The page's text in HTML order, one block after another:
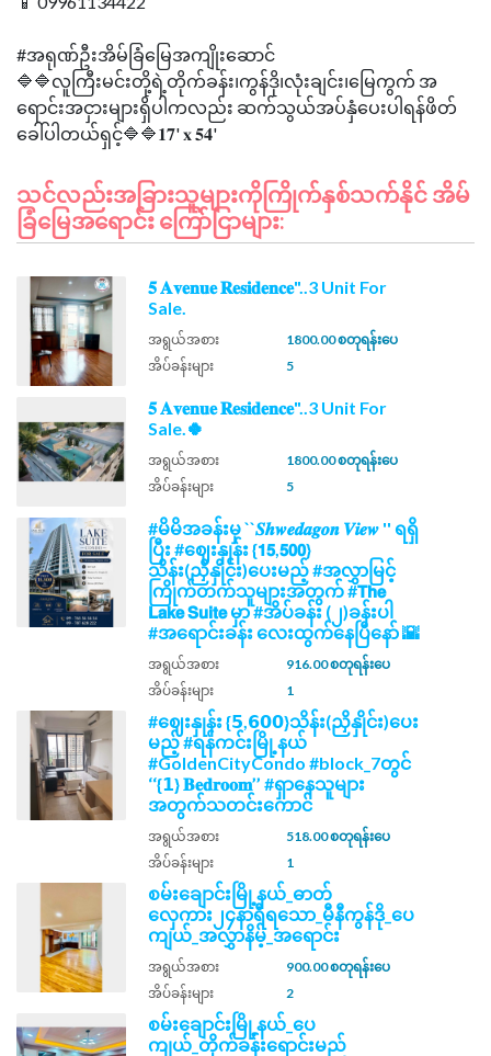
#အရုဏ်ဦးအိမ်ခြံမြေအကျိုးဆောင်
🔷🔷လူကြီးမင်းတို့ရဲ့တိုက်ခန်း၊ကွန်ဒို၊လုံးချင်း၊မြေကွက် အ
ရောင်းအငှားများရှိပါကလည်း ဆက်သွယ်အပ်နှံပေးပါရန်ဖိတ်
သင်လည်းအခြားသူများကိုကြိုက်နှစ်သက်နိုင် အိမ်
ခြံမြေအရောင်း ကြော်ငြာများ:
𝟓 𝐀𝐯𝐞𝐧𝐮𝐞 𝐑𝐞𝐬𝐢𝐝𝐞𝐧𝐜𝐞"..3 Unit For
Sale.
အရွယ်အစား
1800.00 စတုရန်းပေ
အိပ်ခန်းများ
5
𝟓 𝐀𝐯𝐞𝐧𝐮𝐞 𝐑𝐞𝐬𝐢𝐝𝐞𝐧𝐜𝐞"..3 Unit For
Sale.🍀
အရွယ်အစား
1800.00 စတုရန်းပေ
အိပ်ခန်းများ
5
#မိမိအခန်းမှ ``𝑺𝒉𝒘𝒆𝒅𝒂𝒈𝒐𝒏 𝑽𝒊𝒆𝒘 '' ရရှိ
ပြီး #ဈေးနှုန်း {𝟭𝟱,𝟱𝟬𝟬}
သိန်း(ညှိနှိုင်း)ပေးမည့် #အလွှာမြင့်
ကြိုက်တက်သူများအတွက် #𝗧𝗵𝗲
𝗟𝗮𝗸𝗲 𝗦𝘂𝗶𝘁𝗲 မှာ #အိပ်ခန်း (၂)ခန်းပါ
#အရောင်းခန်း လေးထွက်နေပြီနော် 🌇
အရွယ်အစား
916.00 စတုရန်းပေ
အိပ်ခန်းများ
1
#ဈေးနှုန်း {𝟱,𝟲𝟬𝟬}သိန်း(ညှိနှိုင်း)ပေး
မည့် #ရန်ကင်းမြို့နယ်
#GoldenCityCondo #block_7တွင်
‘‘{𝟭} 𝐁𝐞𝐝𝐫𝐨𝐨𝐦’’ #ရှာနေသူများ
အတွက်သတင်းကောင်
အရွယ်အစား
518.00 စတုရန်းပေ
အိပ်ခန်းများ
1
စမ်းချောင်းမြို့နယ်_ဓာတ်
လှေကား၂၄နာရီရသော_မီနီကွန်ဒို_ပေ
ကျယ်_အလွှာနိမ့်_အရောင်း
အရွယ်အစား
900.00 စတုရန်းပေ
အိပ်ခန်းများ
2
စမ်းချောင်းမြို့နယ်_ပေ
ကျယ်_တိုက်ခန်းရောင်းမည်